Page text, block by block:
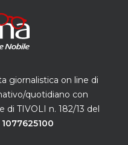
giornalistica on line di
quotidiano con
di TIVOLI n. 182/13 del
1077625100